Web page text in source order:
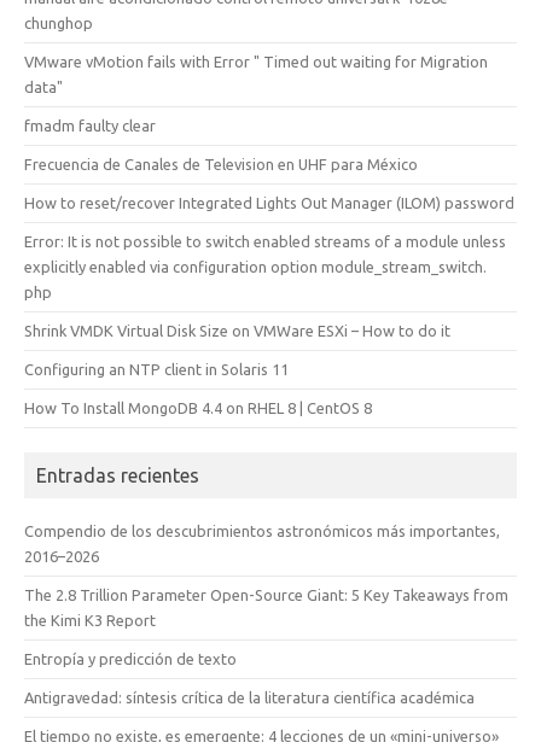
chunghop
VMware vMotion fails with Error " Timed out waiting for Migration
data"
fmadm faulty clear
Frecuencia de Canales de Television en UHF para México
How to reset/recover Integrated Lights Out Manager (ILOM) password
Error: It is not possible to switch enabled streams of a module unless
explicitly enabled via configuration option module_stream_switch.
php
Shrink VMDK Virtual Disk Size on VMWare ESXi – How to do it
Configuring an NTP client in Solaris 11
How To Install MongoDB 4.4 on RHEL 8 | CentOS 8
Entradas recientes
Compendio de los descubrimientos astronómicos más importantes,
2016–2026
The 2.8 Trillion Parameter Open-Source Giant: 5 Key Takeaways from
the Kimi K3 Report
Entropía y predicción de texto
Antigravedad: síntesis crítica de la literatura científica académica
El tiempo no existe, es emergente: 4 lecciones de un «mini-universo»